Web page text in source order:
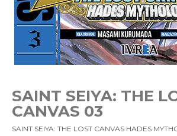
SAINT SEIYA: THE
CANVAS 03
SAINT SEIYA: THE LOST CANVAS HADES